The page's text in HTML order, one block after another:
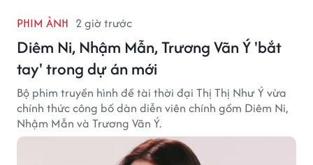
PHIM ẢNH 2 giờ trước
Diêm Ni, Nhậm Mẫn, Trương Vãn Ý 'bắt
tay' trong dự án mới
Bộ phim truyền hình đề tài thời đại Thị Thị Như Ý vừa
chính thức công bố dàn diễn viên chính gồm Diêm Ni,
Nhậm Mẫn và Trương Vãn Ý.